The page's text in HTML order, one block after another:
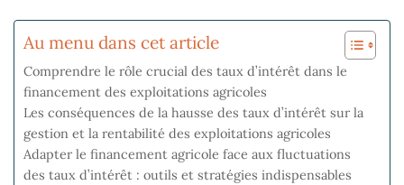
Au menu dans cet article
Comprendre le rôle crucial des taux d’intérêt dans le
financement des exploitations agricoles
Les conséquences de la hausse des taux d’intérêt sur la
gestion et la rentabilité des exploitations agricoles
Adapter le financement agricole face aux fluctuations
des taux d’intérêt : outils et stratégies indispensables